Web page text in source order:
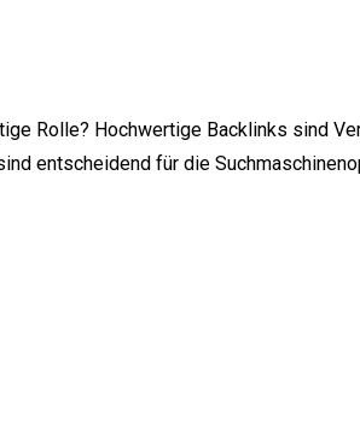
Rolle? Hochwertige Backlinks sind
entscheidend für die